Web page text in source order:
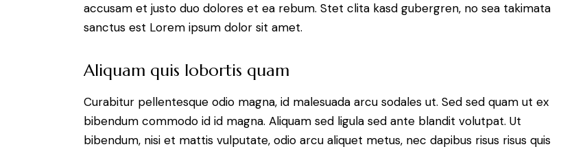
accusam et justo duo dolores et ea rebum. Stet clita kasd gubergren, no sea takimata
sanctus est Lorem ipsum dolor sit amet.
Aliquam quis lobortis quam
Curabitur pellentesque odio magna, id malesuada arcu sodales ut. Sed sed quam ut ex
bibendum commodo id id magna. Aliquam sed ligula sed ante blandit volutpat. Ut
bibendum, nisi et mattis vulputate, odio arcu aliquet metus, nec dapibus risus risus quis